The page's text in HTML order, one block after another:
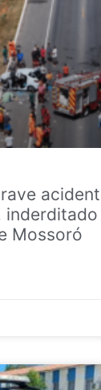
Mossoró